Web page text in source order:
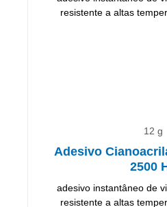
12 g
Adesivo
2500
adesivo instantâneo de
resistente a altas